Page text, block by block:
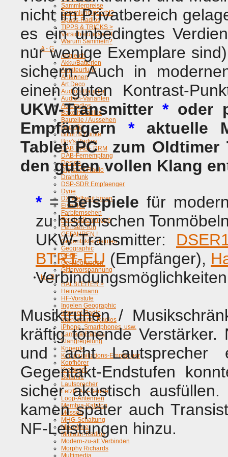
Sammlerpreise
Sammlung geerbt?
Spass-Radios
TIPPS & TRICKS >
Versicherungswert
Warum Sammeln?
A - G
Abgleich
Akku/Batterien
Amateurfunk
Antennen
Art Deco
Audion-Bauplan
Audion-Varianten
Autoradios
Bakelit-Radios
Bauteile / Aussehen
Begriffe
Bittorf & Funke
Boy's Radios
DAB DAB+ DRM
DAB-Fernempfang
Design
Digitales Radio
Drahtfunk
DSP-SDR Empfaenger
Dyne
DX Weltweit hören
Eisenlos
Farbfernsehen
Fernbedienungen
Fernseh-Ton
GEFAHREN !
Gegentaktendstufen
Geographic
GFGF
Gerätegruppen
Gittervorspannung
H - P
HALBLEITER >
Heinzelmann
HF-Vorstufe
Ingelen Geographic
Internet-Radio
Interessante Radios
iPhone, Smartphones, usw.
Kamera-Radios
Klangregelung
Knoepfe
Kommunikations-Empfänger
Kopfhörer
Kraftwerk
Belamie
Lautsprecher
Letzte AM-Sender
Loop-Antennen
Membra-Katalog
Messen
MHG-Schaltung
Mikrofone
Miniatur-Radios
Modern-zu-alt Verbinden
Morphy Richards
Multimedia
nicht im Privatbereich
es ein unbedingtes
nur wenige Exemplare
sichern. Auch in
einen guten Kontrast-
UKW-Transmitter *oder
Empfängern *aktuelle
Tablet PC zum Oldtimer
den guten vollen Klang
*=Beispiele für
zu historischen
UKW-Transmitter:
BTR1-EU (Empfänger),
Musiktruhen /
kräftig tönende
und acht Lautsprecher
Gegentakt-Endstufen
sicher akustisch
kamen später auch
NF-Leistungen hinzu.